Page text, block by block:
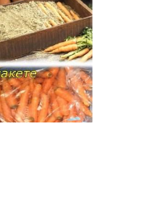
Хранения в погребе